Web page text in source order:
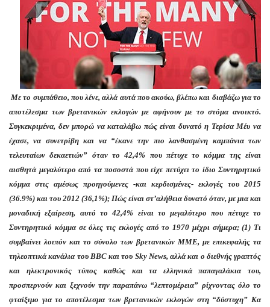
Με το συμπάθειο, που λένε, αλλά αυτά που ακούω, βλέπω και διαβάζω για το
αποτέλεσμα των βρετανικών εκλογών με αφήνουν με το στόμα ανοικτό.
Συγκεκριμένα, δεν μπορώ να καταλάβω πώς είναι δυνατό η Τερίσα Μέυ να
έχασε, να συνετρίβη και να “έκανε την πιο λανθασμένη καμπάνια των
τελευταίων δεκαετιών” όταν το 42,4% που πέτυχε το κόμμα της είναι
αισθητά μεγαλύτερο από τα ποσοστά που είχε πετύχει το ίδιο Συντηρητικό
κόμμα στις αμέσως προηγούμενες -και κερδισμένες- εκλογές του 2015
(36.9%) και του 2012 (36,1%); Πώς είναι στ’αλήθεια δυνατό όταν, με μια και
μοναδική εξαίρεση, αυτό το 42,4% είναι το μεγαλύτερο που πέτυχε το
Συντηρητικό κόμμα σε όλες τις εκλογές από το 1970 μέχρι σήμερα; (1) Τι
συμβαίνει λοιπόν και το σύνολο των βρετανικών ΜΜΕ, με επικεφαλής τα
τηλεοπτικά κανάλια του BBC και του Sky News, αλλά και ο διεθνής γραπτός
και ηλεκτρονικός τύπος καθώς και τα ελληνικά παπαγαλάκια του,
προσπερνούν και ξεχνούν την παραπάνω “λεπτομέρεια” ρίχνοντας όλο το
φταίξιμο για το αποτέλεσμα των βρετανικών εκλογών στη “δύστυχη” Κα